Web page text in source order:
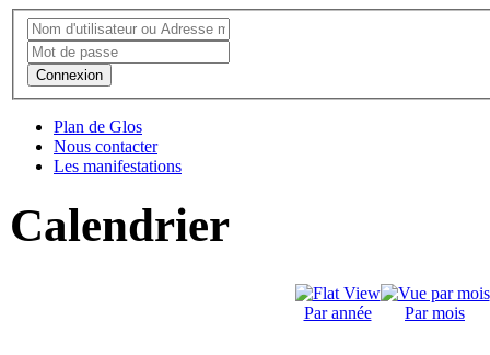
Connexion
Plan de Glos
Nous contacter
Les manifestations
Calendrier
Par année Par mois